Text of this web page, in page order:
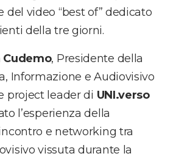
del video “best of” dedicato
della tre giorni.
Cudemo, Presidente della
Informazione e Audiovisivo
project leader di UNI.verso
l’esperienza della
e networking tra
vissuta durante la